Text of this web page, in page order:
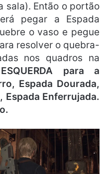
sala). Então o portão
pegar a Espada
o vaso e pegue
resolver o quebra-
nos quadros na
ESQUERDA para a
Espada Dourada,
Espada Enferrujada.